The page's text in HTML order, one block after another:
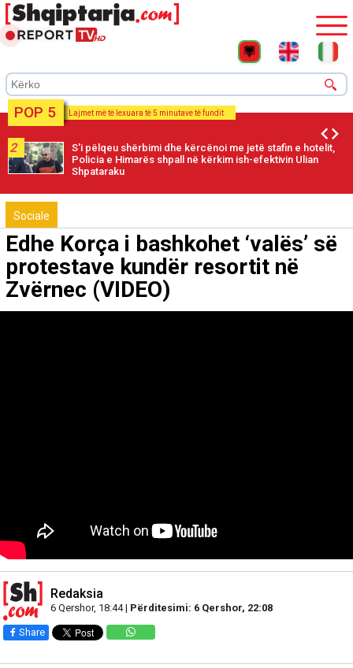
POP 5 Lajmet më të lexuara të 5 minutave të fundit
2
S'i pëlqeu shërbimi dhe kërcënoi me jetë stafin e hotelit,
Policia e Himarës shpall në kërkim ish-efektivin Ulian
Shpataraku
Sociale
Edhe Korça i bashkohet ‘valës’ së
protestave kundër resortit në
Zvërnec (VIDEO)
Redaksia
6 Qershor, 18:44 | Përditesimi: 6 Qershor, 22:08
Share